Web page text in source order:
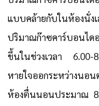
แบบคล้ายกับในห้องนั่ง
ปริมาณก๊าซคาร์บอนได
ขึ้นในช่วงเวลา
หายใจออกระหว่างนอ
ห้องตื่นนอนประมาณ